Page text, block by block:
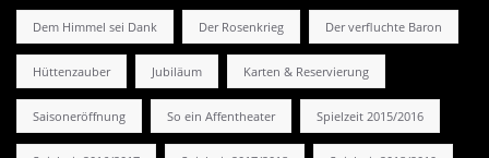
Dem Himmel sei Dank Der Rosenkrieg Der verfluchte Baron
Hüttenzauber Jubiläum Karten & Reservierung
Saisoneröffnung So ein Affentheater Spielzeit 2015/2016